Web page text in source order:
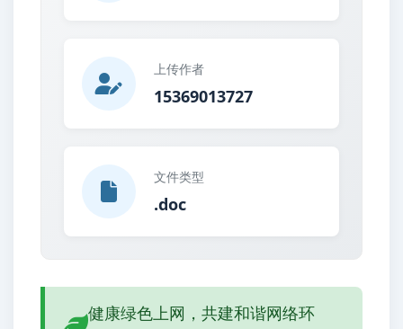
上传作者
15369013727
文件类型
.doc
健康绿色上网，共建和谐网络环